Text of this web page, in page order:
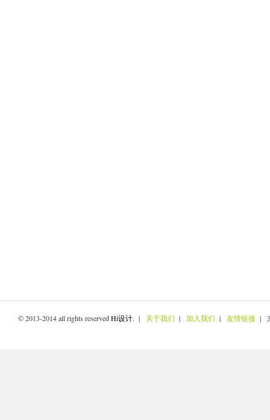
© 2013-2014 all rights reservedHi设计. | 关于我们 | 加入我们 | 友情链接 |